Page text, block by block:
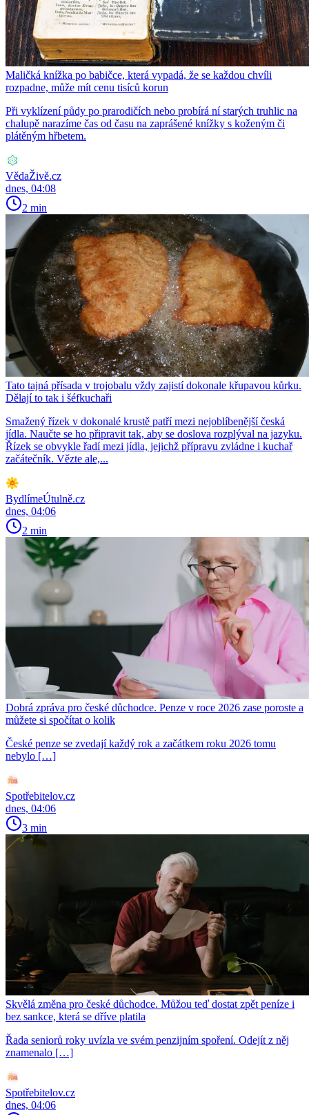
Maličká knížka po babičce, která vypadá, že se každou chvíli
rozpadne, může mít cenu tisíců korun
Při vyklízení půdy po prarodičích nebo probírá ní starých truhlic na
chalupě narazíme čas od času na zaprášené knížky s koženým či
plátěným hřbetem.
VědaŽivě.cz
dnes, 04:08
2 min
Tato tajná přísada v trojobalu vždy zajistí dokonale křupavou kůrku.
Dělají to tak i šéfkuchaři
Smažený řízek v dokonalé krustě patří mezi nejoblíbenější česká
jídla. Naučte se ho připravit tak, aby se doslova rozplýval na jazyku.
Řízek se obvykle řadí mezi jídla, jejichž přípravu zvládne i kuchař
začátečník. Vězte ale,...
BydlímeÚtulně.cz
dnes, 04:06
2 min
Dobrá zpráva pro české důchodce. Penze v roce 2026 zase poroste a
můžete si spočítat o kolik
České penze se zvedají každý rok a začátkem roku 2026 tomu
nebylo […]
Spotřebitelov.cz
dnes, 04:06
3 min
Skvělá změna pro české důchodce. Můžou teď dostat zpět peníze i
bez sankce, která se dříve platila
Řada seniorů roky uvízla ve svém penzijním spoření. Odejít z něj
znamenalo […]
Spotřebitelov.cz
dnes, 04:06